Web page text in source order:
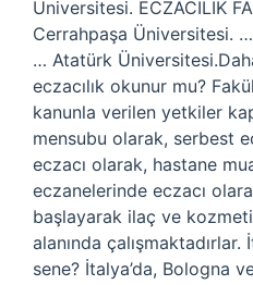
Üniversitesi. ECZACILIK
Cerrahpaşa Üniversitesi.
… Atatürk
eczacılık okunur mu?
kanunla verilen yetkiler
mensubu olarak, serbest
eczacı olarak, hastane
eczanelerinde eczacı
başlayarak ilaç ve
alanında çalışmaktadırlar.
sene? İtalya’da, Bologna